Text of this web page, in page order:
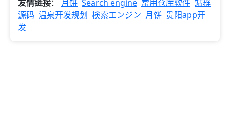
友情链接： 月饼 Search engine 常用仓库软件 站群
源码 温泉开发规划 検索エンジン 月饼 贵阳app开
发